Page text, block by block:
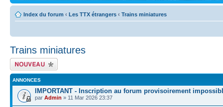
Index du forum ‹ Les TTX étrangers ‹ Trains miniatures
Trains miniatures
Écrire un nouveau
sujet
ANNONCES
IMPORTANT - Inscription au forum provisoirement
par Admin » 11 Mar 2026 23:37